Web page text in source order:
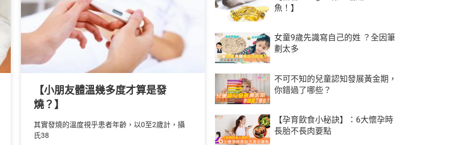
【小朋友體溫幾多度才算是發
燒？】
其實發燒的溫度視乎患者年齡，以0至2歲計，攝
氏38
魚！】
女童9歲先識寫自己的姓 ？全因筆
劃太多
不可不知的兒童認知發展黃金期，
你錯過了哪些？
【孕育飲食小秘訣】：6大懷孕時
長胎不長肉要點